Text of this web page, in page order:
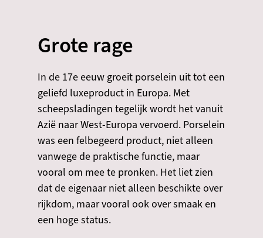
Grote rage
In de 17e eeuw groeit porselein uit tot een
geliefd luxeproduct in Europa. Met
scheepsladingen tegelijk wordt het vanuit
Azië naar West-Europa vervoerd. Porselein
was een felbegeerd product, niet alleen
vanwege de praktische functie, maar
vooral om mee te pronken. Het liet zien
dat de eigenaar niet alleen beschikte over
rijkdom, maar vooral ook over smaak en
een hoge status.